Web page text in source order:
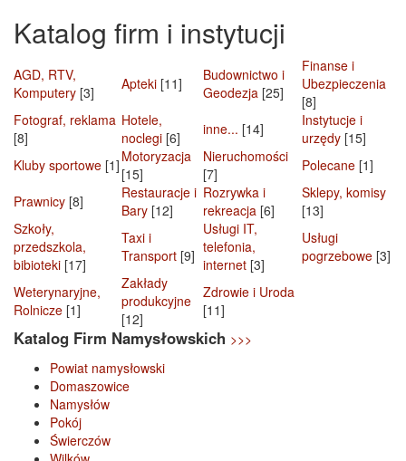
Katalog firm i instytucji
AGD, RTV,
Komputery [3] Apteki [11]
Budownictwo i
Geodezja [25]
Finanse i
Ubezpieczenia
[8]
Fotograf, reklama
[8]
Hotele,
noclegi [6] inne... [14]
Instytucje i
urzędy [15]
Kluby sportowe [1] Motoryzacja
[15]
Nieruchomości
[7]
Polecane [1]
Prawnicy [8]
Restauracje i
Bary [12]
Rozrywka i
rekreacja [6]
Sklepy, komisy
[13]
Szkoły,
przedszkola,
bibioteki [17]
Taxi i
Transport [9]
Usługi IT,
telefonia,
internet [3]
Usługi
pogrzebowe [3]
Weterynaryjne,
Rolnicze [1]
Zakłady
produkcyjne
[12]
Zdrowie i Uroda
[11]
Katalog Firm Namysłowskich >>>
Powiat namysłowski
Domaszowice
Namysłów
Pokój
Świerczów